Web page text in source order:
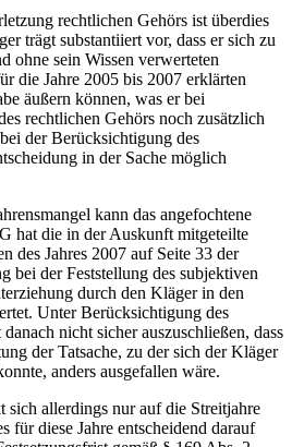
rechtlichen Gehörs ist überdies
trägt substantiiert vor, dass er sich zu
ohne sein Wissen verwerteten
die Jahre 2005 bis 2007 erklärten
äußern können, was er bei
rechtlichen Gehörs noch zusätzlich
der Berücksichtigung des
in der Sache möglich
kann das angefochtene
hat die in der Auskunft mitgeteilte
des Jahres 2007 auf Seite 33 der
bei der Feststellung des subjektiven
durch den Kläger in den
Unter Berücksichtigung des
nicht sicher auszuschließen, dass
der Tatsache, zu der sich der Kläger
anders ausgefallen wäre.
allerdings nur auf die Streitjahre
für diese Jahre entscheidend darauf